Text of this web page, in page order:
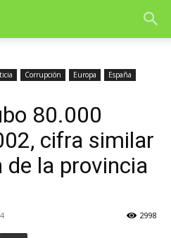
Corrupción Europa
España
80.000
cifra similar
de la provincia
2998